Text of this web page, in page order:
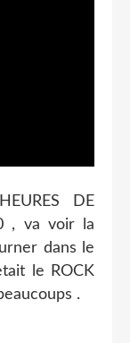
DE
, va voir la
dans le
le ROCK
.